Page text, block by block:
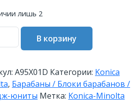
лишь 2
В корзину
A95X01D Категории: Konica
, Барабаны / Блоки барабанов /
юниты Метка: Konica-Minolta